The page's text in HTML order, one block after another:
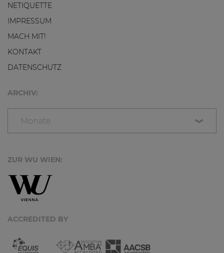
NETIQUETTE
IMPRESSUM
MACH MIT!
KONTAKT
DATENSCHUTZ
ARCHIV:
Monate
ZUR WU WIEN:
ACCREDITED BY